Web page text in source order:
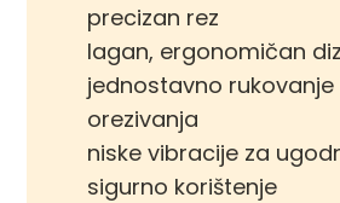
precizan rez
lagan, ergonomičan
jednostavno rukovanje
orezivanja
niske vibracije za
sigurno korištenje